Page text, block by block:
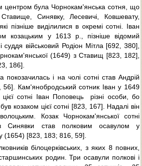
центром була Чорнокам'янська сотня, що
Синявку, Лесевичі, Ковшевату,
пізніше виділилися в окремі сотні. Іван
козацьким у 1613 р., пізніше відомий
суддя військовий Родіон Мітла [692, 380],
(1649) з Ставищ [823, 182],
186].
покозачилась і на чолі сотні став Андрій
Кам'янобродський сотник Іван у 1649
сотні Іван Поповець  різні особи, бо
козаком цієї сотні [823, 167]. Надалі він
Козак Чорнокам'янської сотні
Синявки став полковим осавулом у
(1654) [823, 183; 816, 59].
білоцерківських, з яких 8 повних,
родин. Три осавули полкові і